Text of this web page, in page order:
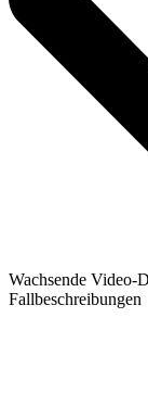
Wachsende Video-
Fallbeschreibungen